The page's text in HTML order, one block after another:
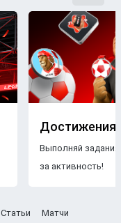
Достижения
Выполняй
за активность!
Статьи Матчи